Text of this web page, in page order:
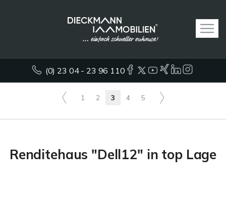
(0) 23 04 - 23 96 110
1 2 3 4 5
Renditehaus "Dell12" in top Lage